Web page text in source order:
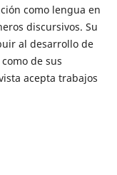
como lengua en
discursivos. Su
al desarrollo de
de sus
acepta trabajos